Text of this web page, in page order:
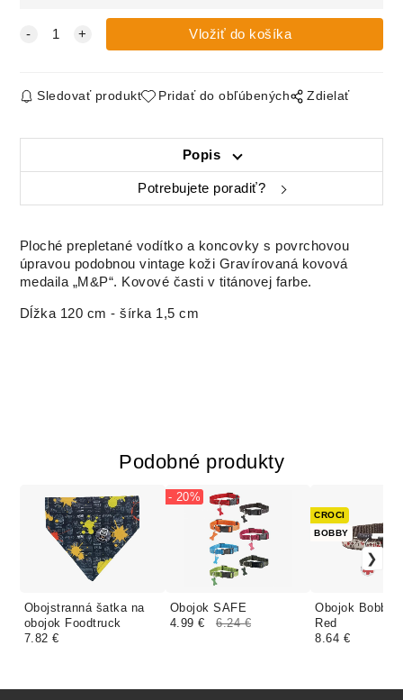
Sledovať produkt Pridať do obľúbených Zdielať
Popis
Potrebujete poradiť?
Ploché prepletané vodítko a koncovky s povrchovou
úpravou podobnou vintage koži Gravírovaná kovová
medaila „M&P“. Kovové časti v titánovej farbe.
Dĺžka 120 cm - šírka 1,5 cm
Podobné produkty
Obojstranná šatka na
obojok Foodtruck
7.82 €
Obojok SAFE
- 20%
4.99 € 6.24 €
Obojok Bobby
Red
CROCI
BOBBY
8.64 €